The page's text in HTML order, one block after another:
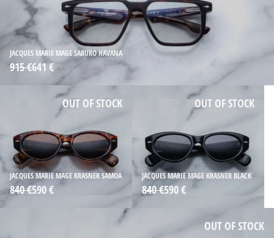
JACQUES MARIE MAGE SABURO HAVANA
915 €641 €
JACQUES MARIE MAGE KRASNER SAMOA
840 €590 €
OUT OF STOCK
JACQUES MARIE MAGE KRASNER BLACK
840 €590 €
OUT OF STOCK
OUT OF STOCK